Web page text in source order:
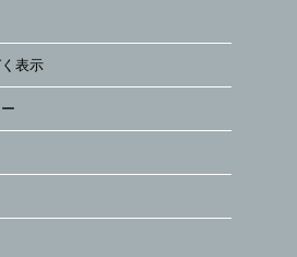
表示